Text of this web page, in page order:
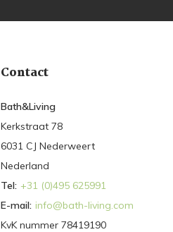
Contact
Bath&Living
Kerkstraat 78
6031 CJ Nederweert
Nederland
Tel: +31 (0)495 625991
E-mail: info@bath-living.com
KvK nummer 78419190